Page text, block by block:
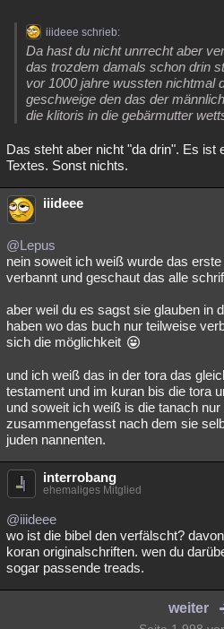
iiideee schrieb:
Da hast du nicht unrrecht aber
das trozdem damals schon drin
vor 1000 jahre wussten nichtmal
geschweige den das der
die klitoris in die gebärmutter
Das steht aber nicht "da drin". Es ist
Textes. Sonst nichts.
iiideee
@Lepus
nein soweit ich weiß wurde das
verbannt und geschaut das alle
aber weil du es sagst sie glauben in
haben wo das buch nur teilweise
sich die möglichkeit
und ich weiß das in der tora das
testament und im kuran bis die tora
und soweit ich weiß is die tanach
zusammengefasst nach dem sie
juden nannenten.
interrobang
ehemaliges Mitglied
@iiideee
wo ist die bibel den verfälscht?
koran originalschriften. wen du
sogar passende treads.
weiter